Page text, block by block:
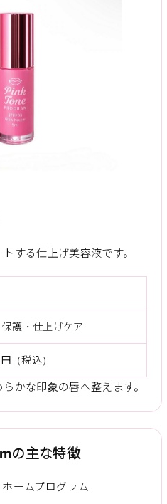
する仕上げ美容液です。
護・仕上げケア
（税込）
かな印象の唇へ整えます。
の主な特徴
ームプログラム